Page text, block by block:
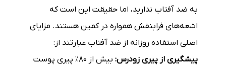
به ضد آفتاب ندارید، اما حقیقت این است که
اشعه‌های فرابنفش همواره در کمین هستند. مزایای
اصلی استفاده روزانه از ضد آفتاب عبارتند از:
پیشگیری از پیری زودرس:
بیش از ۸۰٪ پیری پوست